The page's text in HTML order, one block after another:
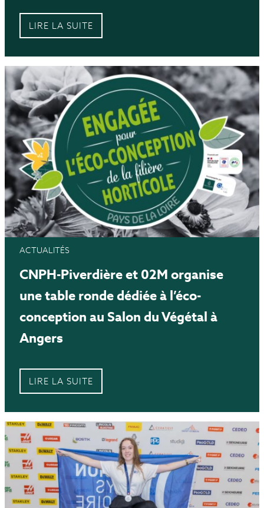
LIRE LA SUITE
ACTUALITÉS
CNPH-Piverdière et 02M organise
une table ronde dédiée à l’éco-
conception au Salon du Végétal à
Angers
LIRE LA SUITE